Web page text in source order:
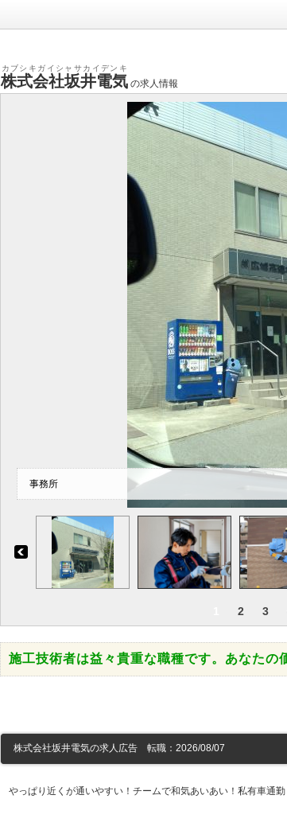
株式会社坂井電気
カブシキガイシャサカイデンキ
の求人情報
事務所
2 3
施工技術者は益々貴重な職種です。あなたの
株式会社坂井電気の求人広告 転職：2026/08/07
やっぱり近くが通いやすい！チームで和気あいあい！私有車通勤